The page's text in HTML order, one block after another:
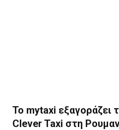
Το mytaxi εξαγοράζει
Clever Taxi στη